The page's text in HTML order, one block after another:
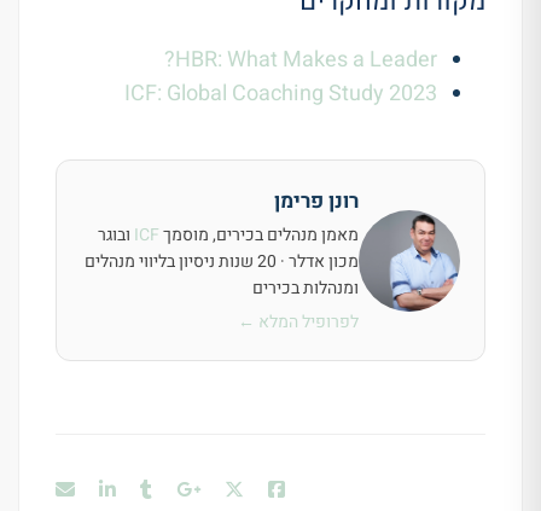
HBR: What Makes a Leader?
ICF: Global Coaching Study 2023
רונן פרימן
מאמן מנהלים בכירים, מוסמךICF ובוגר
מכון אדלר · 20 שנות ניסיון בליווי מנהלים
ומנהלות בכירים
לפרופיל המלא ←